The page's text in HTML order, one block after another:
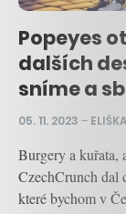
Popeyes
dalších
sníme a
05. 11. 2023 –
Burgery a kuřata,
CzechCrunch dal
které bychom v